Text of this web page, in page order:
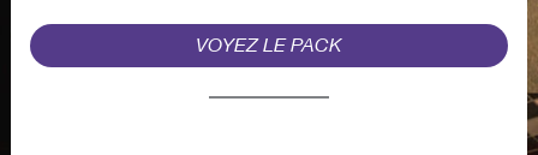
VOYEZ LE PACK